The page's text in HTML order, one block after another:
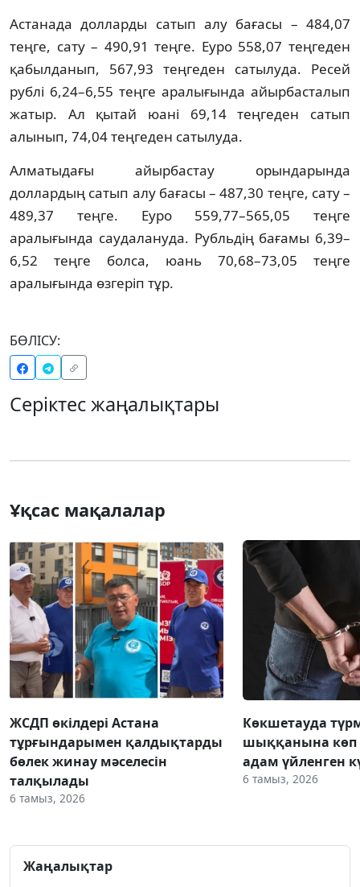
Астанада долларды сатып алу бағасы – 484,07
теңге, сату – 490,91 теңге. Еуро 558,07 теңгеден
қабылданып, 567,93 теңгеден сатылуда. Ресей
рублі 6,24–6,55 теңге аралығында айырбасталып
жатыр. Ал қытай юані 69,14 теңгеден сатып
алынып, 74,04 теңгеден сатылуда.
Алматыдағы айырбастау орындарында
доллардың сатып алу бағасы – 487,30 теңге, сату –
489,37 теңге. Еуро 559,77–565,05 теңге
аралығында саудалануда. Рубльдің бағамы 6,39–
6,52 теңге болса, юань 70,68–73,05 теңге
аралығында өзгеріп тұр.
БӨЛІСУ:
Серіктес жаңалықтары
Ұқсас мақалалар
ЖСДП өкілдері Астана
тұрғындарымен қалдықтарды
бөлек жинау мәселесін
талқылады
6 тамыз, 2026
Көкшетауда
шыққанына көп
адам үйленген
6 тамыз, 2026
Жаңалықтар